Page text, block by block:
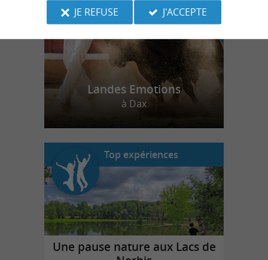
Landes Emotions
à Dax
Top expériences
Une pause nature aux Lacs de
JE REFUSE
J'ACCEPTE